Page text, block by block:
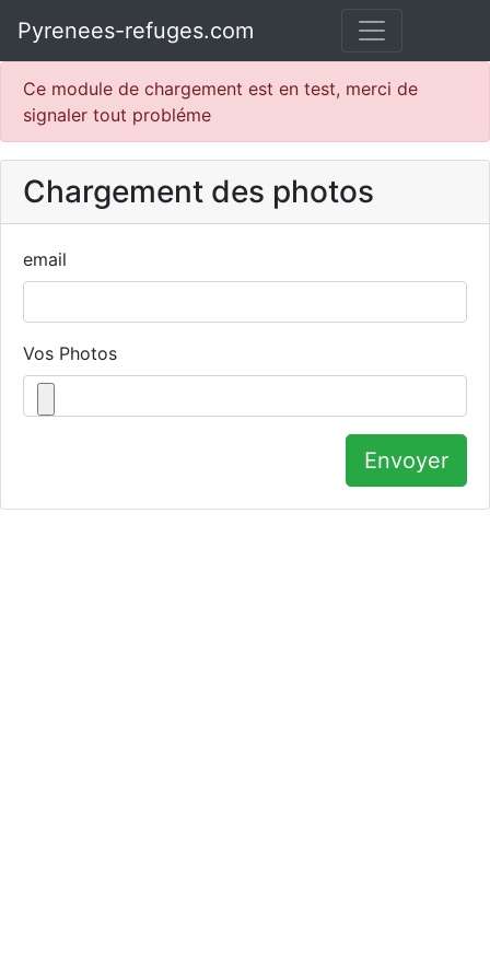
Pyrenees-refuges.com
Ce module de chargement est en test, merci de
signaler tout probléme
Chargement des photos
email
Vos Photos
Envoyer